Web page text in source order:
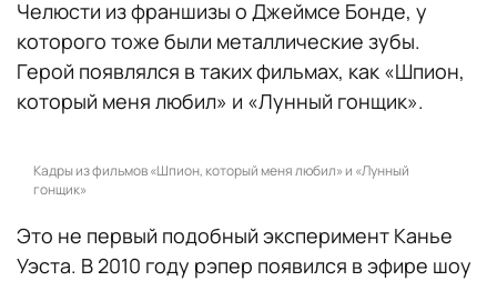
Челюсти из франшизы о Джеймсе Бонде, у
которого тоже были металлические зубы.
Герой появлялся в таких фильмах, как «Шпион,
который меня любил» и «Лунный гонщик».
Кадры из фильмов «Шпион, который меня любил» и «Лунный
гонщик»
Это не первый подобный эксперимент Канье
Уэста. В 2010 году рэпер появился в эфире шоу